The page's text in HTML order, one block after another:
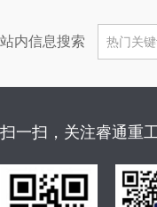
站内信息搜索
扫一扫，关注睿通重